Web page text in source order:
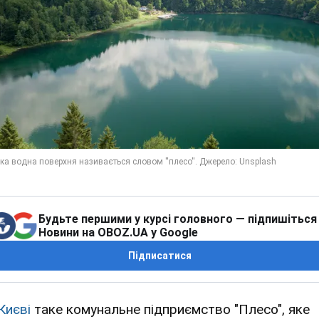
Будьте першими у курсі головного — підпишіться
Новини на OBOZ.UA у Google
Підписатися
таке комунальне підприємство "Плесо", яке